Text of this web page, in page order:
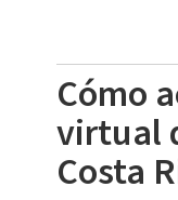
Cómo
virtual
Costa